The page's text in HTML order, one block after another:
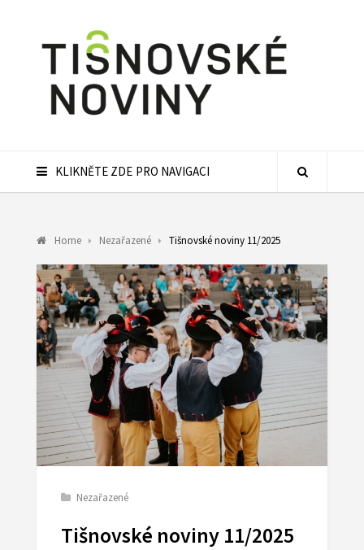
KLIKNĚTE ZDE PRO NAVIGACI
Home Nezařazené Tišnovské noviny 11/2025
Nezařazené
Tišnovské noviny 11/2025